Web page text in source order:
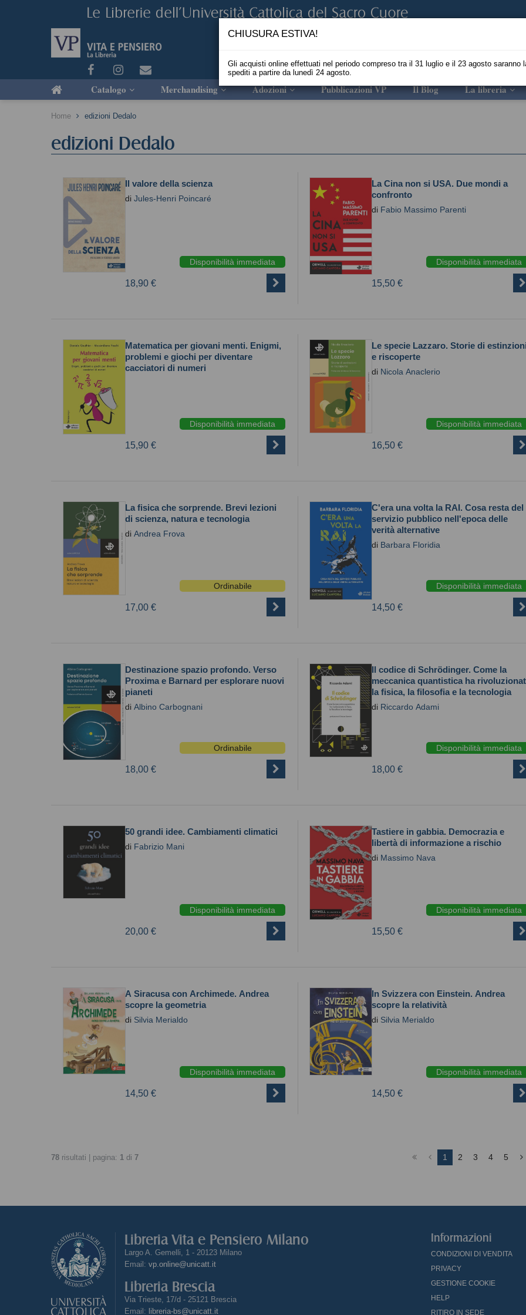
Catalogo Merchandising Adozioni Pubblicazioni VP Il Blog La libreria
Home edizioni Dedalo
edizioni Dedalo
Il valore della scienza
di Jules-Henri Poincaré
Disponibilità immediata
18,90 €
La Cina non si USA. Due mondi a
confronto
di Fabio Massimo Parenti
Disponibilità immediata
15,50 €
Matematica per giovani menti. Enigmi,
problemi e giochi per diventare
cacciatori di numeri
Disponibilità immediata
15,90 €
Le specie Lazzaro. Storie di
e riscoperte
di Nicola Anaclerio
Disponibilità immediata
16,50 €
La fisica che sorprende. Brevi lezioni
di scienza, natura e tecnologia
di Andrea Frova
Ordinabile
17,00 €
C'era una volta la RAI. Cosa resta del
servizio pubblico nell'epoca delle
verità alternative
di Barbara Floridia
Disponibilità immediata
14,50 €
Destinazione spazio profondo. Verso
Proxima e Barnard per esplorare nuovi
pianeti
di Albino Carbognani
Ordinabile
18,00 €
Il codice di Schrödinger. Come la
meccanica quantistica ha
la fisica, la filosofia e la tecnologia
di Riccardo Adami
Disponibilità immediata
18,00 €
50 grandi idee. Cambiamenti climatici
di Fabrizio Mani
Disponibilità immediata
20,00 €
Tastiere in gabbia. Democrazia e
libertà di informazione a rischio
di Massimo Nava
Disponibilità immediata
15,50 €
A Siracusa con Archimede. Andrea
scopre la geometria
di Silvia Merialdo
Disponibilità immediata
14,50 €
In Svizzera con Einstein. Andrea
scopre la relatività
di Silvia Merialdo
Disponibilità immediata
14,50 €
78 risultati | pagina: 1 di 7 1 2 3 4 5
Libreria Vita e Pensiero Milano
Largo A. Gemelli, 1 - 20123 Milano
Email: vp.online@unicatt.it
Libreria Brescia
Via Trieste, 17/d - 25121 Brescia
Email: libreria-bs@unicatt.it
Informazioni
CONDIZIONI DI VENDITA
PRIVACY
GESTIONE COOKIE
HELP
RITIRO IN SEDE
CHIUSURA ESTIVA!
Gli acquisti online effettuati nel periodo compreso tra il 31 luglio e il 23 agosto saranno
spediti a partire da lunedì 24 agosto.